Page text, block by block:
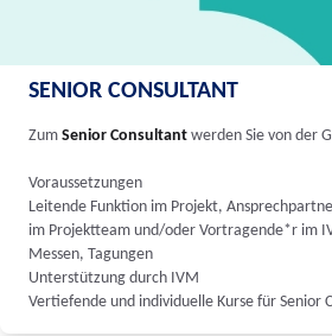
SENIOR CONSULTANT
Zum Senior Consultant werden Sie von der
Voraussetzungen
Leitende Funktion im Projekt,
im Projektteam und/oder Vortragende*r im
Messen, Tagungen
Unterstützung durch IVM
Vertiefende und individuelle Kurse für Senior